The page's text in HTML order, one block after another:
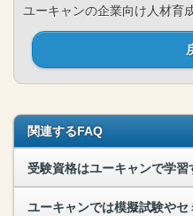
ユーキャンの企業向け人材育
関連するFAQ
受験資格はユーキャンで学習